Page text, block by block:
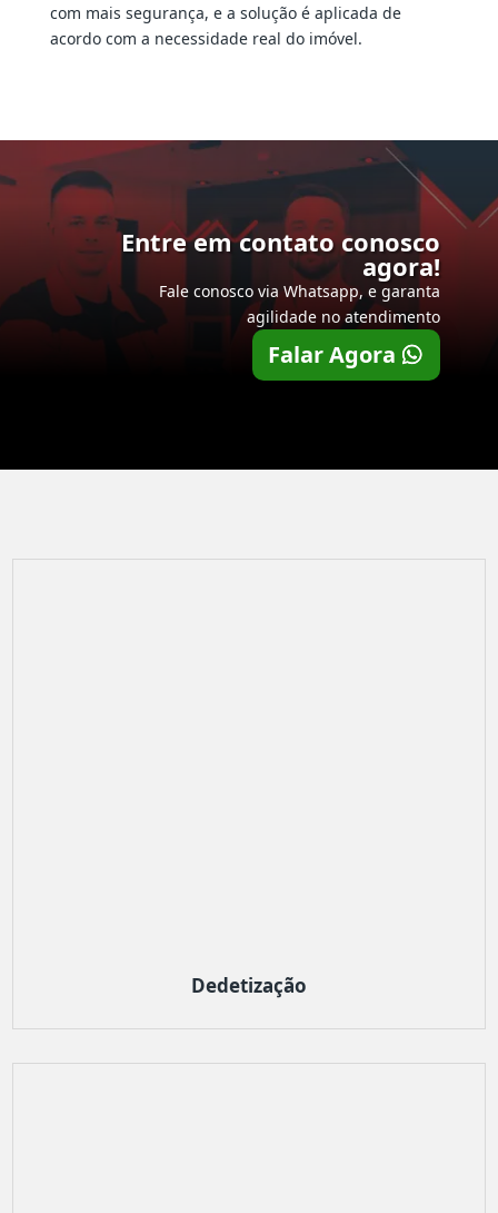
com mais segurança, e a solução é aplicada de
acordo com a necessidade real do imóvel.
Entre em contato conosco
agora!
Fale conosco via Whatsapp, e garanta
agilidade no atendimento
Falar Agora
Dedetização